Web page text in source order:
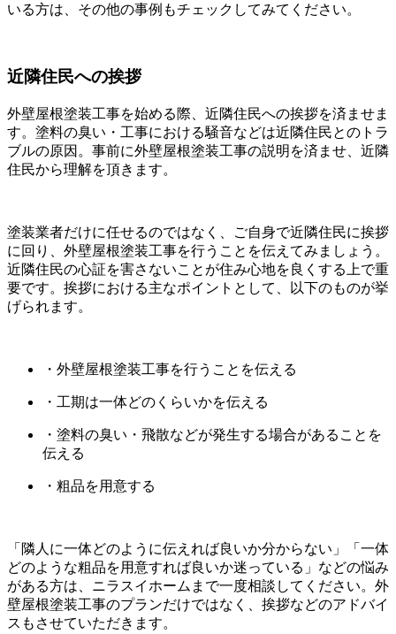
いる方は、その他の事例もチェックしてみてください。
近隣住民への挨拶
外壁屋根塗装工事を始める際、近隣住民への挨拶を済ませま
す。塗料の臭い・工事における騒音などは近隣住民とのトラ
ブルの原因。事前に外壁屋根塗装工事の説明を済ませ、近隣
住民から理解を頂きます。
塗装業者だけに任せるのではなく、ご自身で近隣住民に挨拶
に回り、外壁屋根塗装工事を行うことを伝えてみましょう。
近隣住民の心証を害さないことが住み心地を良くする上で重
要です。挨拶における主なポイントとして、以下のものが挙
げられます。
・外壁屋根塗装工事を行うことを伝える
・工期は一体どのくらいかを伝える
・塗料の臭い・飛散などが発生する場合があることを
伝える
・粗品を用意する
「隣人に一体どのように伝えれば良いか分からない」「一体
どのような粗品を用意すれば良いか迷っている」などの悩み
がある方は、ニラスイホームまで一度相談してください。外
壁屋根塗装工事のプランだけではなく、挨拶などのアドバイ
スもさせていただきます。